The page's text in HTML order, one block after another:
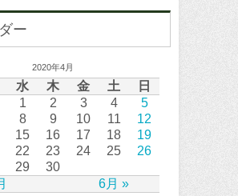
ー
2020年4月
水 木 金 土 日
6月 »
1 2 3 4
5
8 9 10 11
12
15 16 17 18
19
22 23 24 25
26
29 30